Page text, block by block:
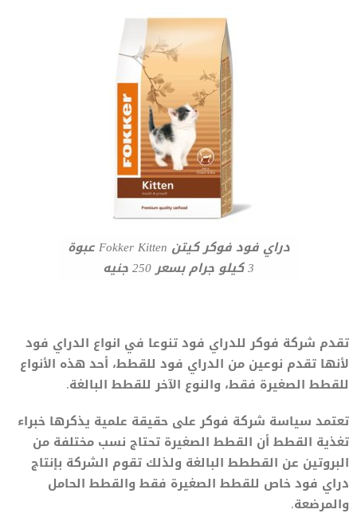
دراي فود فوكر كيتن Fokker Kitten عبوة
3 كيلو جرام بسعر 250 جنيه
تقدم شركة فوكر للدراي فود تنوعا في انواع الدراي فود
لأنها تقدم نوعين من الدراي فود للقطط، أحد هذه الأنواع
للقطط الصغيرة فقط، والنوع الآخر للقطط البالغة.
تعتمد سياسة شركة فوكر على حقيقة علمية يذكرها خبراء
تغذية القطط أن القطط الصغيرة تحتاج نسب مختلفة من
البروتين عن القططط البالغة ولذلك تقوم الشركة بإنتاج
دراي فود خاص للقطط الصغيرة فقط والقطط الحامل
والمرضعة.